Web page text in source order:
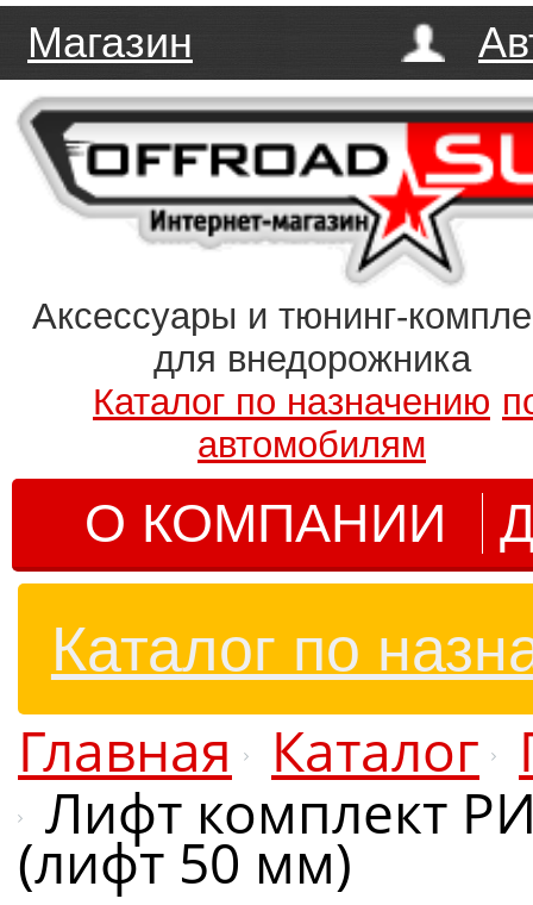
Магазин
Аксессуары и тюнинг-
для внедорожника
Каталог по назначению
автомобилям
О КОМПАНИИ
Каталог по
Главная Каталог
Лифт комплект
(лифт 50 мм)